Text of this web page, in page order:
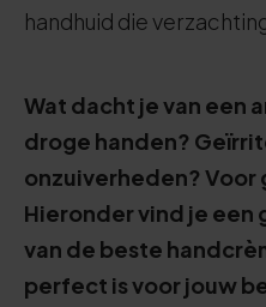
handhuid die
Wat dacht je van een
droge handen?
onzuiverheden? Voor
Hieronder vind je
van de beste
perfect is voor jouw